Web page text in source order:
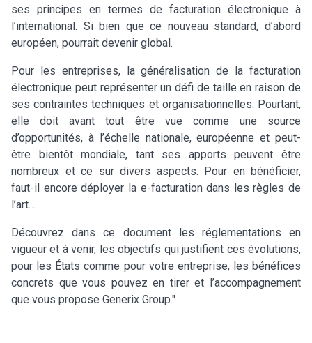
ses principes en termes de facturation électronique à
l’international. Si bien que ce nouveau standard, d’abord
européen, pourrait devenir global.
Pour les entreprises, la généralisation de la facturation
électronique peut représenter un défi de taille en raison de
ses contraintes techniques et organisationnelles. Pourtant,
elle doit avant tout être vue comme une source
d’opportunités, à l’échelle nationale, européenne et peut-
être bientôt mondiale, tant ses apports peuvent être
nombreux et ce sur divers aspects. Pour en bénéficier,
faut-il encore déployer la e-facturation dans les règles de
l’art…
Découvrez dans ce document les réglementations en
vigueur et à venir, les objectifs qui justifient ces évolutions,
pour les États comme pour votre entreprise, les bénéfices
concrets que vous pouvez en tirer et l’accompagnement
que vous propose Generix Group."